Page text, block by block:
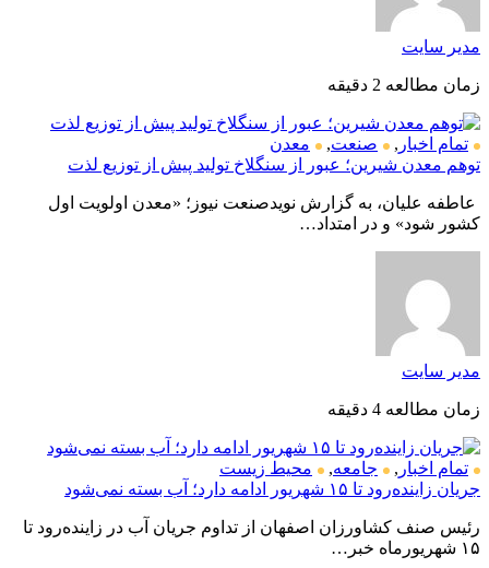
مدیر سایت
زمان مطالعه 2 دقیقه
تمام اخبار , صنعت,
معدن
توهم معدن شیرین؛ عبور از سنگلاخ تولید پیش از توزیع لذت
عاطفه علیان، به گزارش نویدصنعت نیوز؛ «معدن اولویت اول
کشور شود» و در امتداد…
مدیر سایت
زمان مطالعه 4 دقیقه
تمام اخبار , جامعه,
محیط زیست
جریان زاینده‌رود تا ۱۵ شهریور ادامه دارد؛ آب بسته نمی‌شود
رئیس صنف کشاورزان اصفهان از تداوم جریان آب در زاینده‌رود تا
۱۵ شهریورماه خبر…